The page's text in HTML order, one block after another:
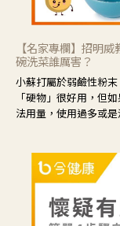
【名家專欄】招明
碗洗菜誰厲害？
小蘇打屬於弱鹼性粉
「硬物」很好用，但
法用量，使用過多或